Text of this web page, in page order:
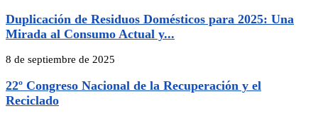
Duplicación de Residuos Domésticos para 2025: Una
Mirada al Consumo Actual y...
8 de septiembre de 2025
22º Congreso Nacional de la Recuperación y el
Reciclado